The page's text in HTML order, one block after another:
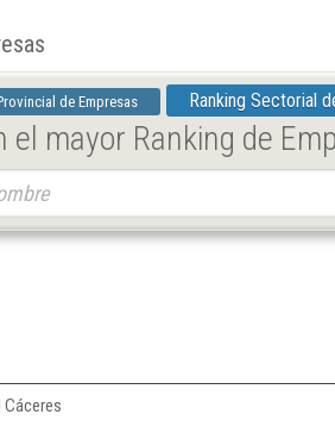
de Empresas Ranking Sectorial
mayor Ranking de